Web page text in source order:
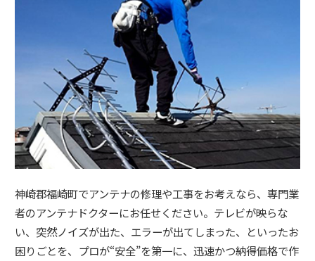
神崎郡福崎町でアンテナの修理や工事をお考えなら、専門業
者のアンテナドクターにお任せください。テレビが映らな
い、突然ノイズが出た、エラーが出てしまった、といったお
困りごとを、プロが“安全”を第一に、迅速かつ納得価格で作